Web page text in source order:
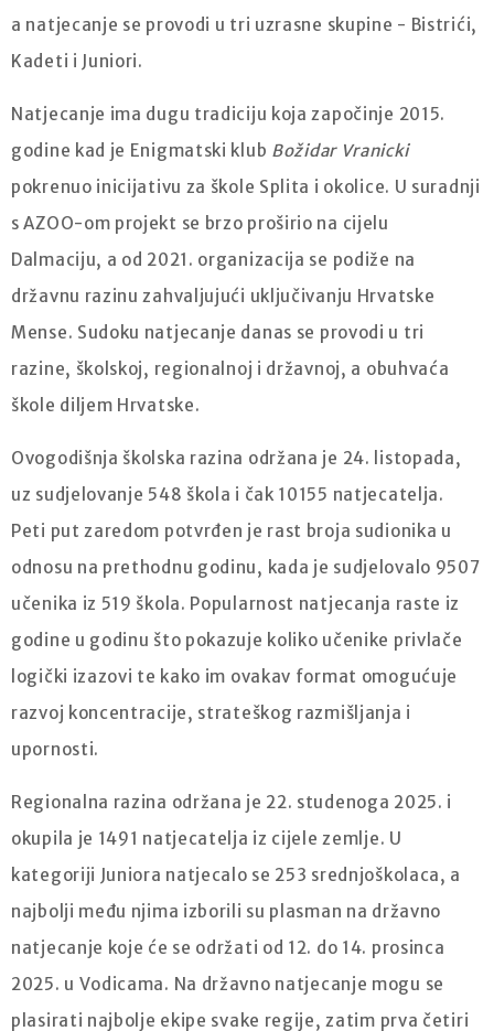
a natjecanje se provodi u tri uzrasne skupine - Bistrići,
Kadeti i Juniori.
Natjecanje ima dugu tradiciju koja započinje 2015.
godine kad je Enigmatski klub Božidar Vranicki
pokrenuo inicijativu za škole Splita i okolice. U suradnji
s AZOO-om projekt se brzo proširio na cijelu
Dalmaciju, a od 2021. organizacija se podiže na
državnu razinu zahvaljujući uključivanju Hrvatske
Mense. Sudoku natjecanje danas se provodi u tri
razine, školskoj, regionalnoj i državnoj, a obuhvaća
škole diljem Hrvatske.
Ovogodišnja školska razina održana je 24. listopada,
uz sudjelovanje 548 škola i čak 10155 natjecatelja.
Peti put zaredom potvrđen je rast broja sudionika u
odnosu na prethodnu godinu, kada je sudjelovalo 9507
učenika iz 519 škola. Popularnost natjecanja raste iz
godine u godinu što pokazuje koliko učenike privlače
logički izazovi te kako im ovakav format omogućuje
razvoj koncentracije, strateškog razmišljanja i
upornosti.
Regionalna razina održana je 22. studenoga 2025. i
okupila je 1491 natjecatelja iz cijele zemlje. U
kategoriji Juniora natjecalo se 253 srednjoškolaca, a
najbolji među njima izborili su plasman na državno
natjecanje koje će se održati od 12. do 14. prosinca
2025. u Vodicama. Na državno natjecanje mogu se
plasirati najbolje ekipe svake regije, zatim prva četiri